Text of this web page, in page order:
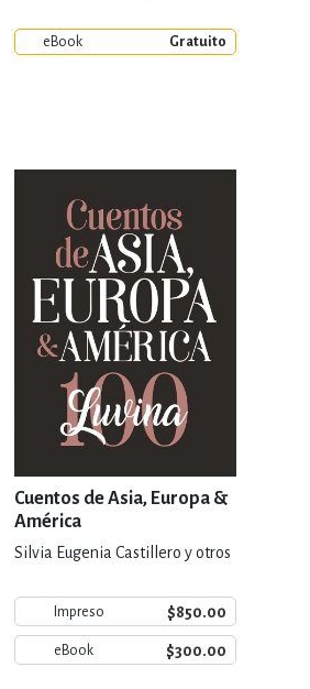
eBook Gratuito
Cuentos de Asia, Europa &
América
Silvia Eugenia Castillero y otros
Impreso $850.00
eBook $300.00